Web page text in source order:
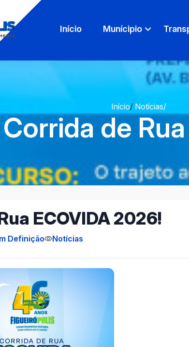
Início Munícipio
Início/ Notícias/
de
ECOVIDA 2026!
Definição Notícias